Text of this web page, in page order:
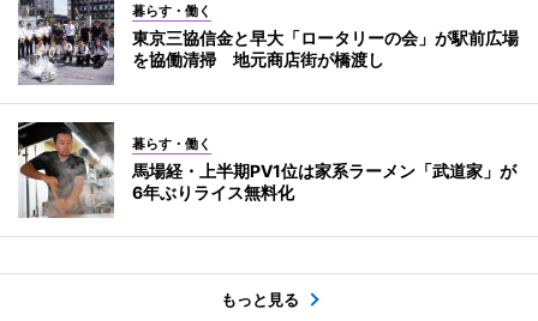
暮らす・働く
東京三協信金と早大「ロータリーの会」が駅前広場
を協働清掃 地元商店街が橋渡し
暮らす・働く
馬場経・上半期PV1位は家系ラーメン「武道家」が
6年ぶりライス無料化
もっと見る